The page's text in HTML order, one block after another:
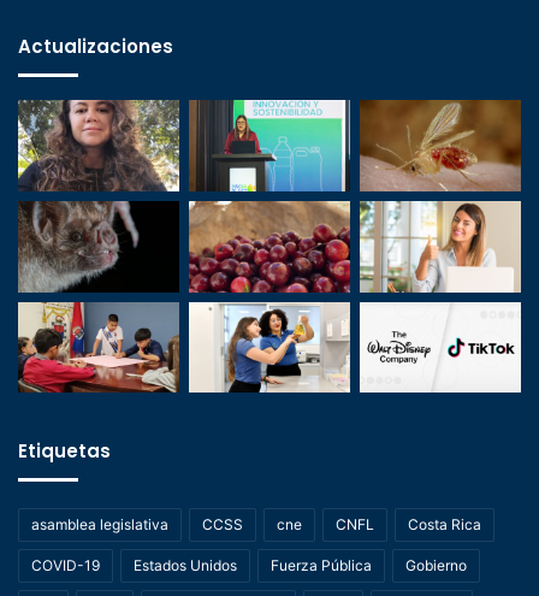
Actualizaciones
Etiquetas
asamblea legislativa CCSS cne CNFL Costa Rica
COVID-19 Estados Unidos Fuerza Pública Gobierno